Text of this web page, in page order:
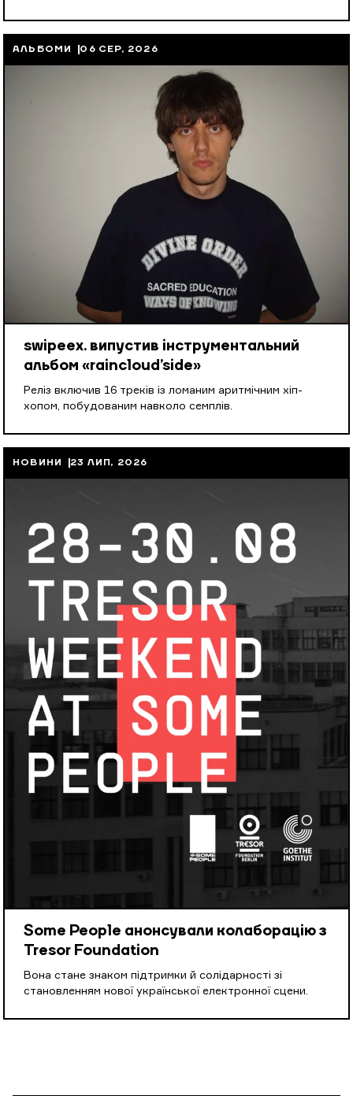
АЛЬБОМИ 06 СЕР, 2026
swipeex. випустив інструментальний
альбом «raincloud’side»
Реліз включив 16 треків із ломаним аритмічним хіп-
хопом, побудованим навколо семплів.
НОВИНИ 23 ЛИП, 2026
Some People анонсували колаборацію з
Tresor Foundation
Вона стане знаком підтримки й солідарності зі
становленням нової української електронної сцени.